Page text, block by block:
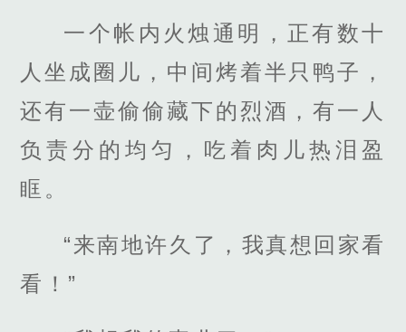
一个帐内火烛通明，正有数十
人坐成圈儿，中间烤着半只鸭子，
还有一壶偷偷藏下的烈酒，有一人
负责分的均匀，吃着肉儿热泪盈
眶。
“来南地许久了，我真想回家看
看！”